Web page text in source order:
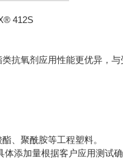
412S
抗氧剂应用性能更优异，
、聚酰胺等工程塑料。
添加量根据客户应用测试确